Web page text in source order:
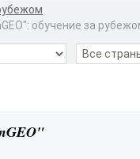
обучение за